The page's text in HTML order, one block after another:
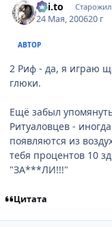
Kai.to
24 Мая, 200620 г
АВТОР
2 Риф - да, я играю
глюки.
Ещё забыл
Ритуаловцев -
появляются из
тебя процентов 10
"ЗА***ЛИ!!!"
Цитата